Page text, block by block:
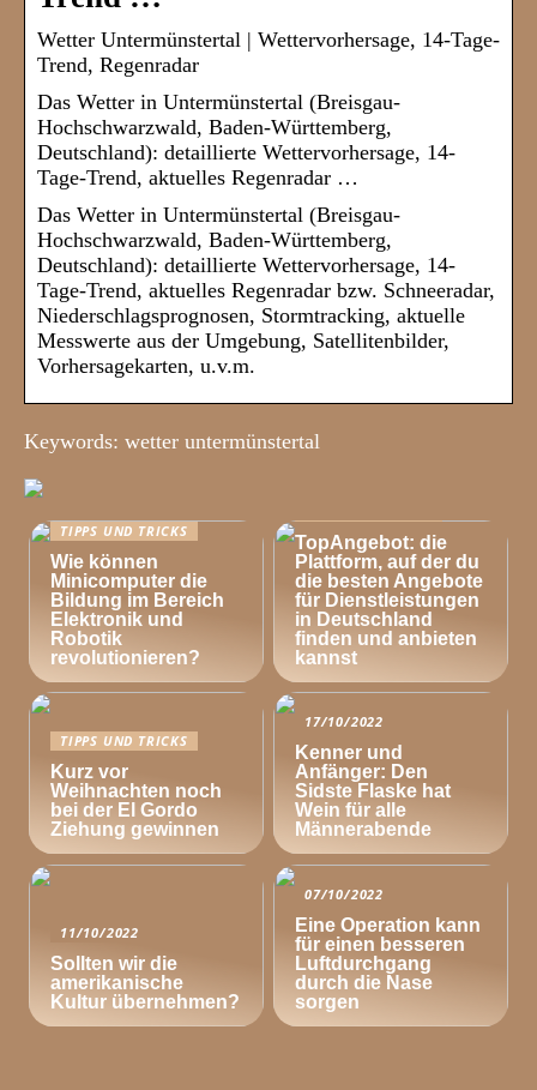
Wetter Untermünstertal | Wettervorhersage, 14-Tage-
Trend, Regenradar
Das Wetter in Untermünstertal (Breisgau-
Hochschwarzwald, Baden-Württemberg,
Deutschland): detaillierte Wettervorhersage, 14-
Tage-Trend, aktuelles Regenradar …
Das Wetter in Untermünstertal (Breisgau-
Hochschwarzwald, Baden-Württemberg,
Deutschland): detaillierte Wettervorhersage, 14-
Tage-Trend, aktuelles Regenradar bzw. Schneeradar,
Niederschlagsprognosen, Stormtracking, aktuelle
Messwerte aus der Umgebung, Satellitenbilder,
Vorhersagekarten, u.v.m.
Keywords: wetter untermünstertal
TIPPS UND TRICKS
Wie können
Minicomputer die
Bildung im Bereich
Elektronik und
Robotik
revolutionieren?
TopAngebot: die
Plattform, auf der du
die besten Angebote
für Dienstleistungen
in Deutschland
finden und anbieten
kannst
TIPPS UND TRICKS
Kurz vor
Weihnachten noch
bei der El Gordo
Ziehung gewinnen
17/10/2022
Kenner und
Anfänger: Den
Sidste Flaske hat
Wein für alle
Männerabende
11/10/2022
Sollten wir die
amerikanische
Kultur übernehmen?
07/10/2022
Eine Operation kann
für einen besseren
Luftdurchgang
durch die Nase
sorgen